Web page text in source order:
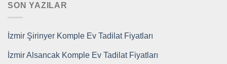
SON YAZILAR
İzmir Şirinyer Komple Ev Tadilat Fiyatları
İzmir Alsancak Komple Ev Tadilat Fiyatları